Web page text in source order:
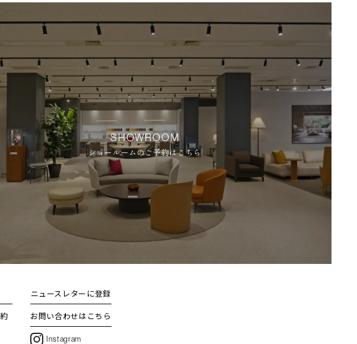
SHOWROOM
ショールームのご予約はこちら
ニュースレターに登録
お問い合わせはこちら
Instagram